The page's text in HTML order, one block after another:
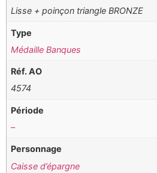
Lisse + poinçon triangle BRONZE
Type
Médaille Banques
Réf. AO
4574
Période
–
Personnage
Caisse d’épargne